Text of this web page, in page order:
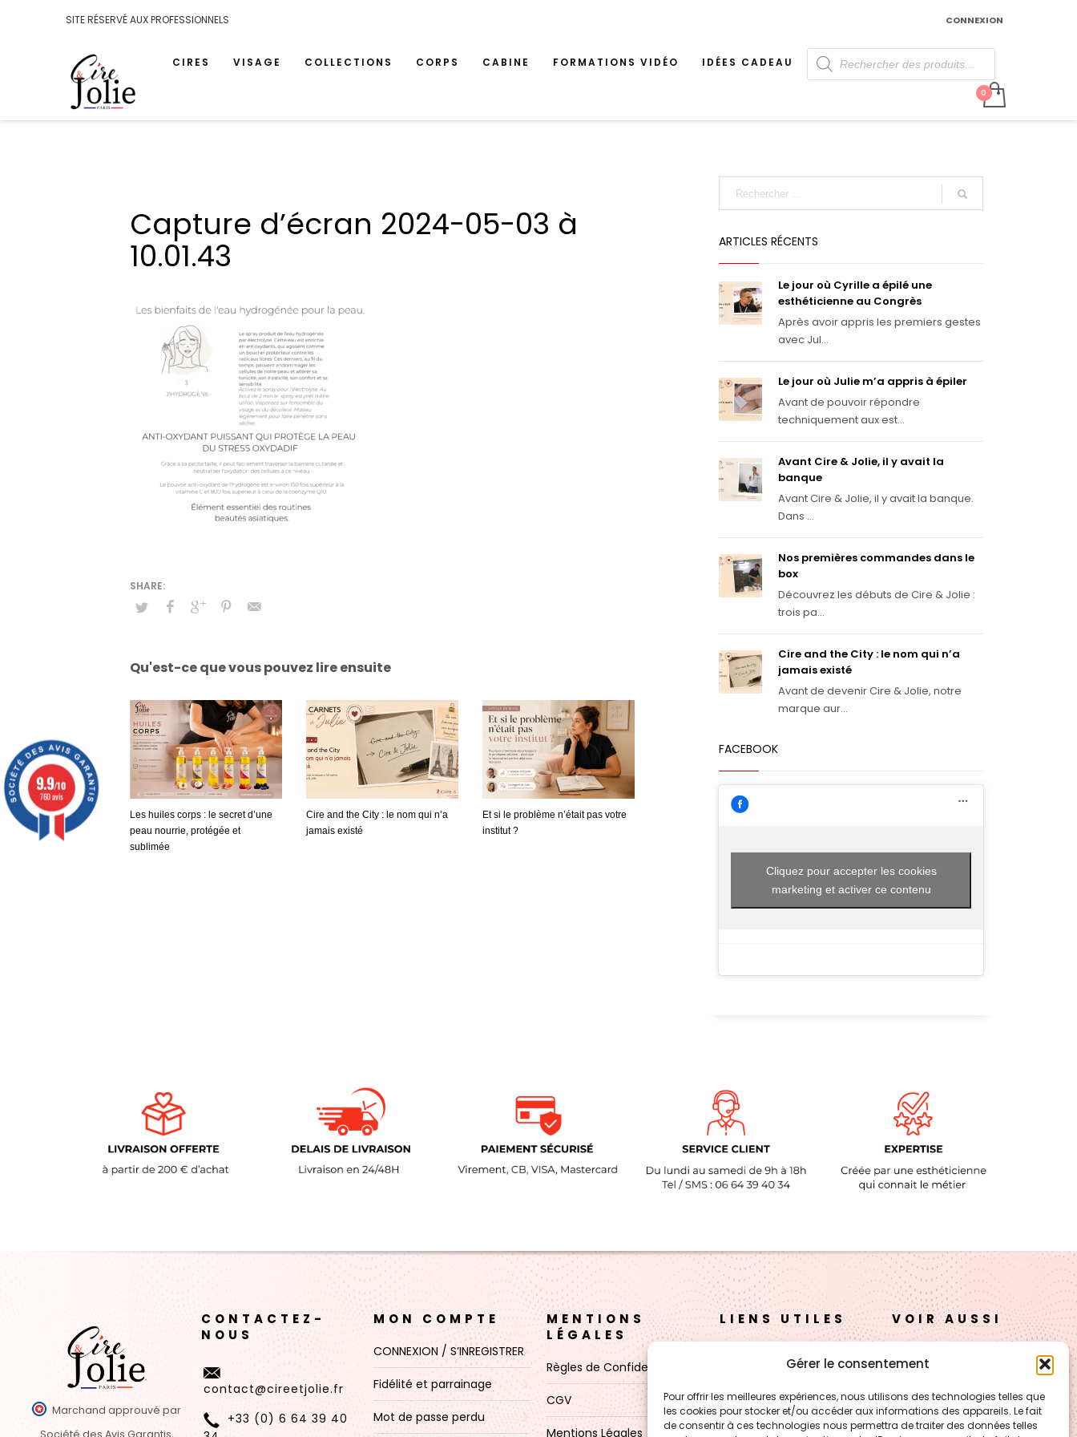
Gérer le consentement
Pour offrir les meilleures expériences, nous utilisons des technologies telles que
les cookies pour stocker et/ou accéder aux informations des appareils. Le fait
de consentir à ces technologies nous permettra de traiter des données telles
SITE RÉSERVÉ AUX PROFESSIONNELS CONNEXION
CIRES VISAGE COLLECTIONS CORPS CABINE FORMATIONS VIDÉO IDÉES CADEAU Recherche
de
produits
Capture d’écran 2024-05-03 à
10.01.43
Qu'est-ce que vous pouvez lire ensuite
Les huiles corps : le secret d’une
peau nourrie, protégée et
sublimée
Cire and the City : le nom qui n’a
jamais existé
Et si le problème n’était pas votre
institut ?
ARTICLES RÉCENTS
Le jour où Cyrille a épilé une
esthéticienne au Congrès
Après avoir appris les premiers gestes
avec Jul...
Le jour où Julie m’a appris à épiler
Avant de pouvoir répondre
techniquement aux est...
Avant Cire & Jolie, il y avait la
banque
Avant Cire & Jolie, il y avait la banque.
Dans ...
Nos premières commandes dans le
box
Découvrez les débuts de Cire & Jolie :
trois pa...
Cire and the City : le nom qui n’a
jamais existé
Avant de devenir Cire & Jolie, notre
marque aur...
FACEBOOK
Cliquez pour accepter les cookies
marketing et activer ce contenu
Marchand approuvé par
CONTACTEZ-
NOUS
contact@cireetjolie.fr
+33 (0) 6 64 39 40
MON COMPTE
CONNEXION / S’INREGISTRER
Fidélité et parrainage
Mot de passe perdu
MENTIONS
LÉGALES
Règles de Confidentialité
CGV
Mentions Légales
LIENS UTILES
Nos cires
VOIR AUSSI
Academy
CJ Technology
LE BLOG – Cire & Jolie
9.9/10
760 avis